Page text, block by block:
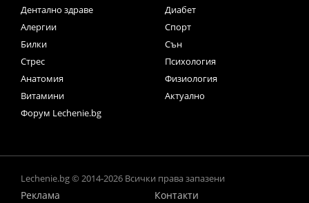
Дентално здраве
Диабет
Алергии
Спорт
Билки
Сън
Стрес
Психология
Анатомия
Физиология
Витамини
Актуално
Форум Lechenie.bg
Lechenie.bg © 2014-2026 Всички права запазени
Реклама
Контакти